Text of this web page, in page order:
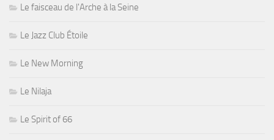
Le faisceau de l'Arche à la Seine
Le Jazz Club Étoile
Le New Morning
Le Nilaja
Le Spirit of 66